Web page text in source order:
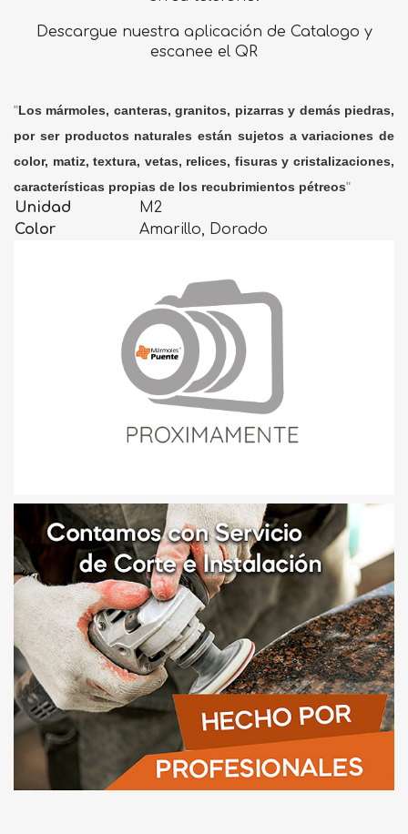
Descargue nuestra aplicación de Catalogo y
escanee el QR
"Los mármoles, canteras, granitos, pizarras y demás piedras,
por ser productos naturales están sujetos a variaciones de
color, matiz, textura, vetas, relices, fisuras y cristalizaciones,
características propias de los recubrimientos pétreos"
Unidad
M2
Color
Amarillo, Dorado